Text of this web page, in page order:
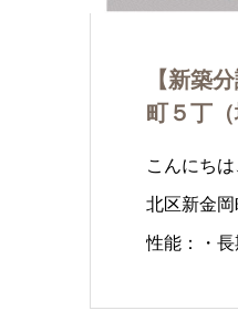
【新築
町５丁（
こんにち
北区新金岡
性能：・